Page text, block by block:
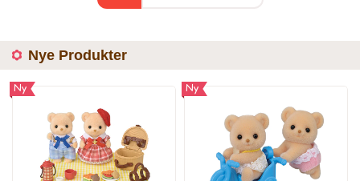
Nye Produkter
Ny Ny